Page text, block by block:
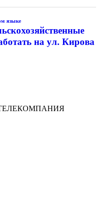
языке
на ул. Кирова
ТЕЛЕКОМПАНИЯ